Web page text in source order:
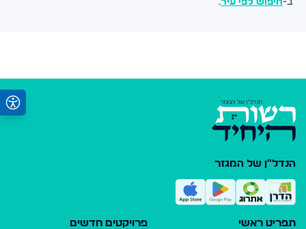
ב-חיפוש לפי עיר.
הנדל"ן של המגזר
תפריט ראשי פרויקטים חדשים